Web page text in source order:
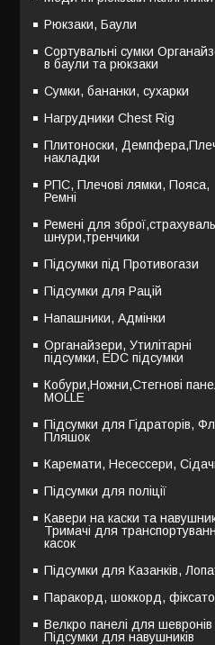
Рюкзаки, Баули
Сортувальні сумки
в баули та рюкзаки
Сумки, бананки, сухарки
Нагрудники Chest Rig
Плитоноски,
накладки
РПС, Плечові лямки, Пояса,
Ремні
Ремені для
шнури,тренчики
Підсумки під Противогази
Підсумки для Рацій
Напашники, Адмінки
Органайзери, Утилітарні
підсумки, EDC підсумки
Кобури,Ножни,Стегнові
MOLLE
Підсумки для Гідраторів,
Пляшок
Каремати, Несессери,
Підсумки для поліції
Кавери на каски та
Тримачі для
касок
Підсумки для Казанків,
Паракорд, шоккорд,
Велкро панелі для шевронів
Підсумки для навушників